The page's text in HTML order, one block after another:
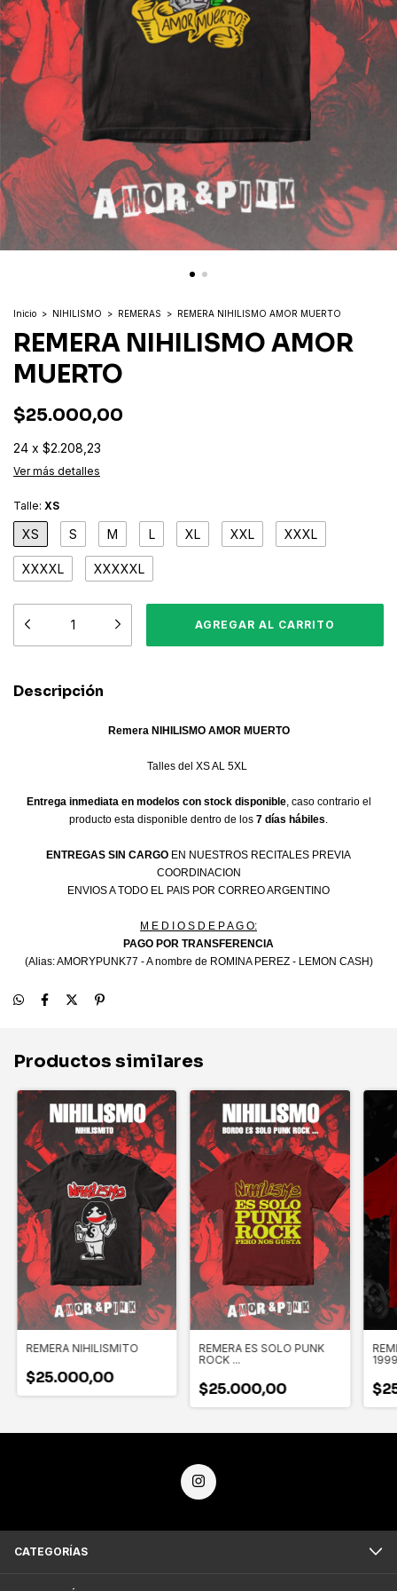
Inicio > NIHILISMO > REMERAS > REMERA NIHILISMO AMOR MUERTO
REMERA NIHILISMO AMOR
MUERTO
$25.000,00
24 x $2.208,23
Ver más detalles
Talle: XS
XS S M L XL XXL XXXL
XXXXL XXXXXL
Descripción
Remera NIHILISMO AMOR MUERTO
Talles del XS AL 5XL
Entrega inmediata en modelos con stock disponible, caso contrario el
producto esta disponible dentro de los 7 días hábiles.
ENTREGAS SIN CARGO EN NUESTROS RECITALES PREVIA
COORDINACION
ENVIOS A TODO EL PAIS POR CORREO ARGENTINO
M E D I O S D E P A G O:
PAGO POR TRANSFERENCIA
(Alias: AMORYPUNK77 - A nombre de ROMINA PEREZ - LEMON CASH)
Productos similares
REMERA NIHILISMITO
$25.000,00
REMERA ES SOLO PUNK
ROCK ...
$25.000,00
CATEGORÍAS